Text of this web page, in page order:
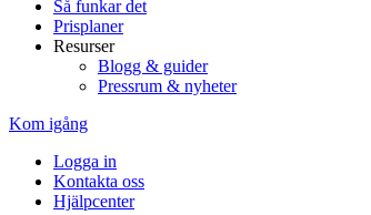
Så funkar det
Prisplaner
Resurser
Blogg & guider
Pressrum & nyheter
Kom igång
Logga in
Kontakta oss
Hjälpcenter